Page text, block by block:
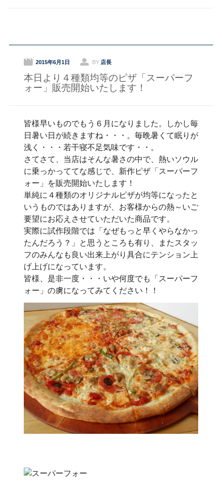
2015年6月1日 BY 店長
本日より４種類均等のピザ「スーパーフ
ォー」販売開始いたします！
皆様早いものでもう６月になりました。しかし毎
日暑い日が続きますね・・・。毎晩暑くて眠りが
浅く・・・若干寝不足気味です・・。
さてさて、当店はそんな暑さの中で、熱いソウル
に乗っかっててな感じで、新作ピザ「スーパーフ
ォー」を販売開始いたします！
単純に４種類のオリジナルピザが均等になったと
いうものではありますが、お客様からの熱～いご
要望にお応えさせていただいた商品です。
実際に試作段階では「なぜもっと早くやらなかっ
たんだろう？」と思うところも有り、またスタッ
フのみんなも良い出来上がり具合にテンション上
げ上げになっています。
皆様、是非一度・・・いや何度でも「スーパーフ
ォー」の虜になってみてください！！